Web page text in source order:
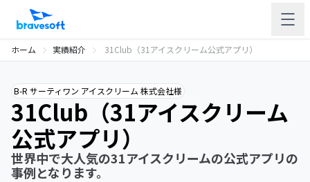
ホーム 実績紹介 31Club（31アイスクリーム公式アプリ）
B-R サーティワン アイスクリーム 株式会社様
31Club（31アイスクリーム
公式アプリ）
世界中で大人気の31アイスクリームの公式アプリの
事例となります。